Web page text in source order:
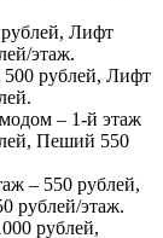
Лифт
этаж.
рублей, Лифт
– 1-й этаж
Пеший 550
– 550 рублей,
рублей/этаж.
рублей,